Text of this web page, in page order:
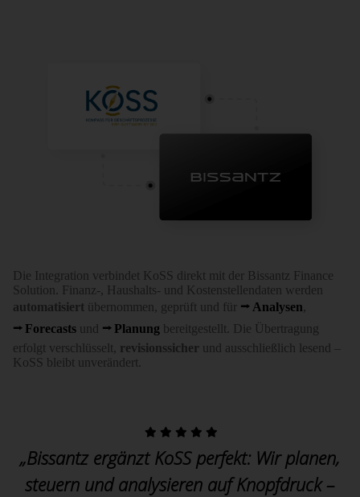
Die Integration verbindet KoSS direkt mit der Bissantz Finance
Solution. Finanz-, Haushalts- und Kosten­stellen­daten werden
automatisiert übernommen, geprüft und für Analysen,
Forecasts und Planung bereit­gestellt. Die Über­tragung
erfolgt verschlüsselt, revisionssicher und ausschließlich lesend –
KoSS bleibt unverändert.
„Bissantz ergänzt KoSS perfekt: Wir planen,
steuern und analysieren auf Knopfdruck –